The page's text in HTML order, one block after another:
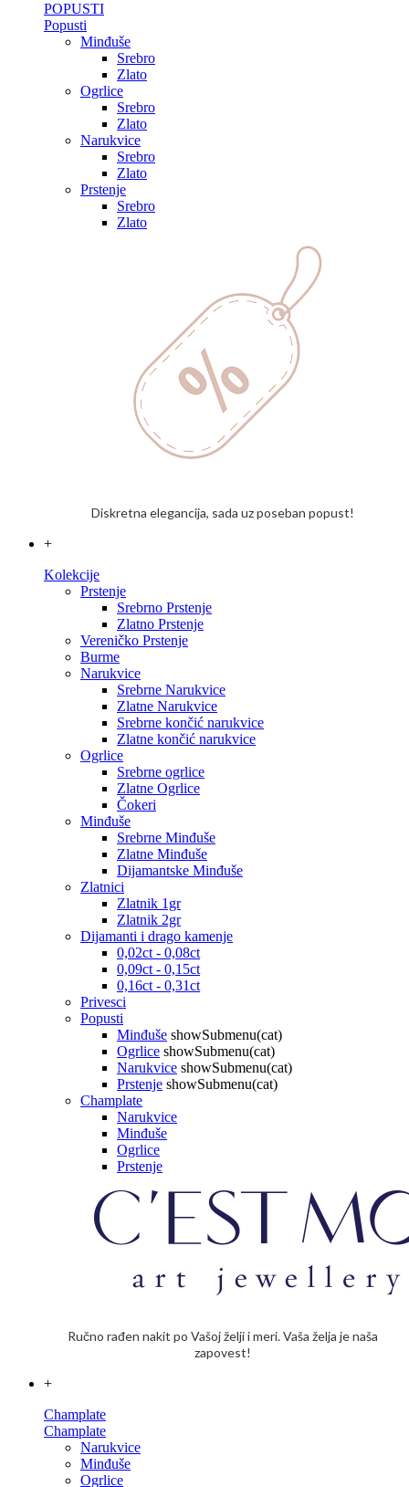
POPUSTI
Popusti
Minđuše
Srebro
Zlato
Ogrlice
Srebro
Zlato
Narukvice
Srebro
Zlato
Prstenje
Srebro
Zlato
Diskretna elegancija, sada uz poseban popust!
+
Kolekcije
Prstenje
Srebrno Prstenje
Zlatno Prstenje
Vereničko Prstenje
Burme
Narukvice
Srebrne Narukvice
Zlatne Narukvice
Srebrne končić narukvice
Zlatne končić narukvice
Ogrlice
Srebrne ogrlice
Zlatne Ogrlice
Čokeri
Minđuše
Srebrne Minđuše
Zlatne Minđuše
Dijamantske Minđuše
Zlatnici
Zlatnik 1gr
Zlatnik 2gr
Dijamanti i drago kamenje
0,02ct - 0,08ct
0,09ct - 0,15ct
0,16ct - 0,31ct
Privesci
Popusti
Minđuše showSubmenu(cat)
Ogrlice showSubmenu(cat)
Narukvice showSubmenu(cat)
Prstenje showSubmenu(cat)
Champlate
Narukvice
Minđuše
Ogrlice
Prstenje
Ručno rađen nakit po Vašoj želji i meri. Vaša želja je naša
zapovest!
+
Champlate
Champlate
Narukvice
Minđuše
Ogrlice